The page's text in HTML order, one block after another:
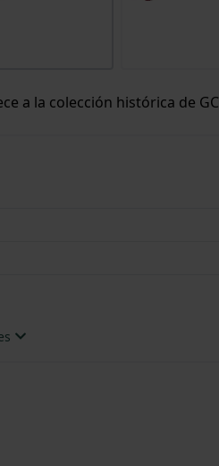
a la colección histórica de GC